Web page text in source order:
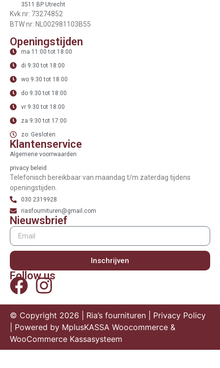
3511 BP Utrecht
Kvk nr: 73274852
BTW nr: NL002981103B55
Openingstijden
ma 11:00 tot 18:00
di 9:30 tot 18:00
wo 9:30 tot 18:00
do 9:30 tot 18:00
vr 9:30 tot 18:00
za 9:30 tot 17:00
zo: Gesloten
Klantenservice
Algemene voorrwaarden
privacy beleid
Telefonisch bereikbaar van maandag t/m zaterdag tijdens
openingstijden.
030 2319928
riasfournituren@gmail.com
Nieuwsbrief
Inschrijven
Follow us
© Copyright 2026 | Ria’s fournituren | Privacy Policy
| Powered by MplusKASSA Woocommerce &
WooCommerce Kassasysteem